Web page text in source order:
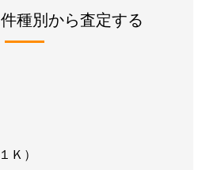
種別から査定する
Ｋ）